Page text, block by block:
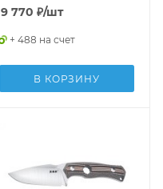
9 770 ₽/шт
+ 488 на счет
В КОРЗИНУ